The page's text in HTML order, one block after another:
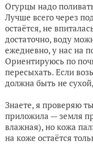
Огурцы надо
Лучше всего через
остаётся, не
достаточно, воду
ежедневно, у нас на
Ориентируюсь по
пересыхать. Если
должна быть не
Знаете, я проверяю
приложила — земля
влажная), но кожа
на коже остаётся